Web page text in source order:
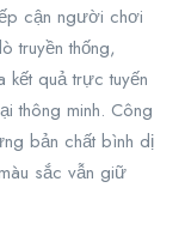
cận người chơi
truyền thống,
quả trực tuyến
thông minh. Công
bản chất bình dị
sắc vẫn giữ